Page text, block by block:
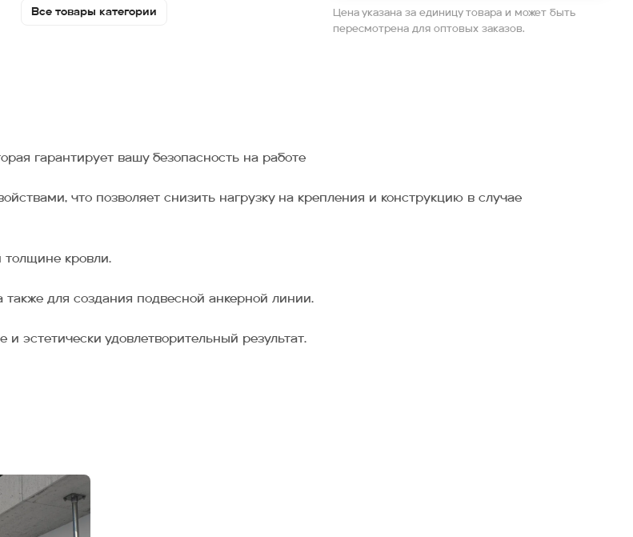
Все товары категории
Цена указана за единицу товара и может быть
пересмотрена для оптовых заказов.
гарантирует вашу безопасность на работе
что позволяет снизить нагрузку на крепления и конструкцию в случае
кровли.
также для создания подвесной анкерной линии.
и эстетически удовлетворительный результат.